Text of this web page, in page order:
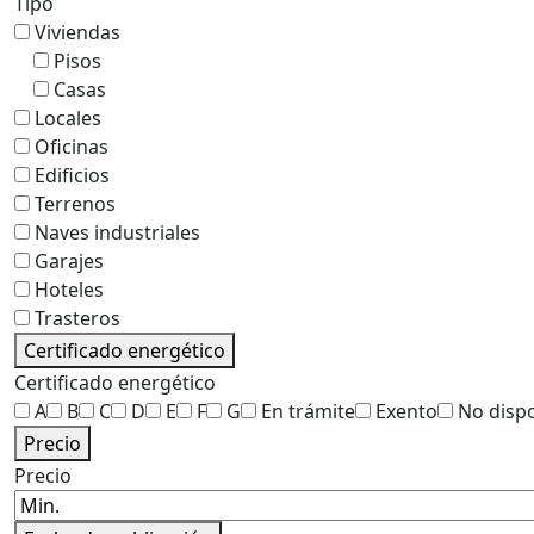
Viviendas
Pisos
Casas
Locales
Oficinas
Edificios
Terrenos
Naves industriales
Garajes
Hoteles
Trasteros
Certificado energético
Certificado energético
A
B C D E F G En trámite Exento
No
Precio
Precio